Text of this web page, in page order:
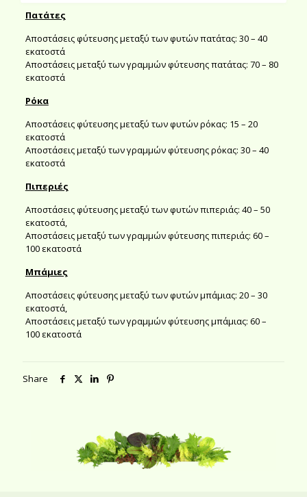
Πατάτες
Αποστάσεις φύτευσης μεταξύ των φυτών πατάτας: 30 – 40
εκατοστά
Αποστάσεις μεταξύ των γραμμών φύτευσης πατάτας: 70 – 80
εκατοστά
Ρόκα
Αποστάσεις φύτευσης μεταξύ των φυτών ρόκας: 15 – 20
εκατοστά
Αποστάσεις μεταξύ των γραμμών φύτευσης ρόκας: 30 – 40
εκατοστά
Πιπεριές
Αποστάσεις φύτευσης μεταξύ των φυτών πιπεριάς: 40 – 50
εκατοστά,
Αποστάσεις μεταξύ των γραμμών φύτευσης πιπεριάς: 60 –
100 εκατοστά
Μπάμιες
Αποστάσεις φύτευσης μεταξύ των φυτών μπάμιας: 20 – 30
εκατοστά,
Αποστάσεις μεταξύ των γραμμών φύτευσης μπάμιας: 60 –
100 εκατοστά
Share